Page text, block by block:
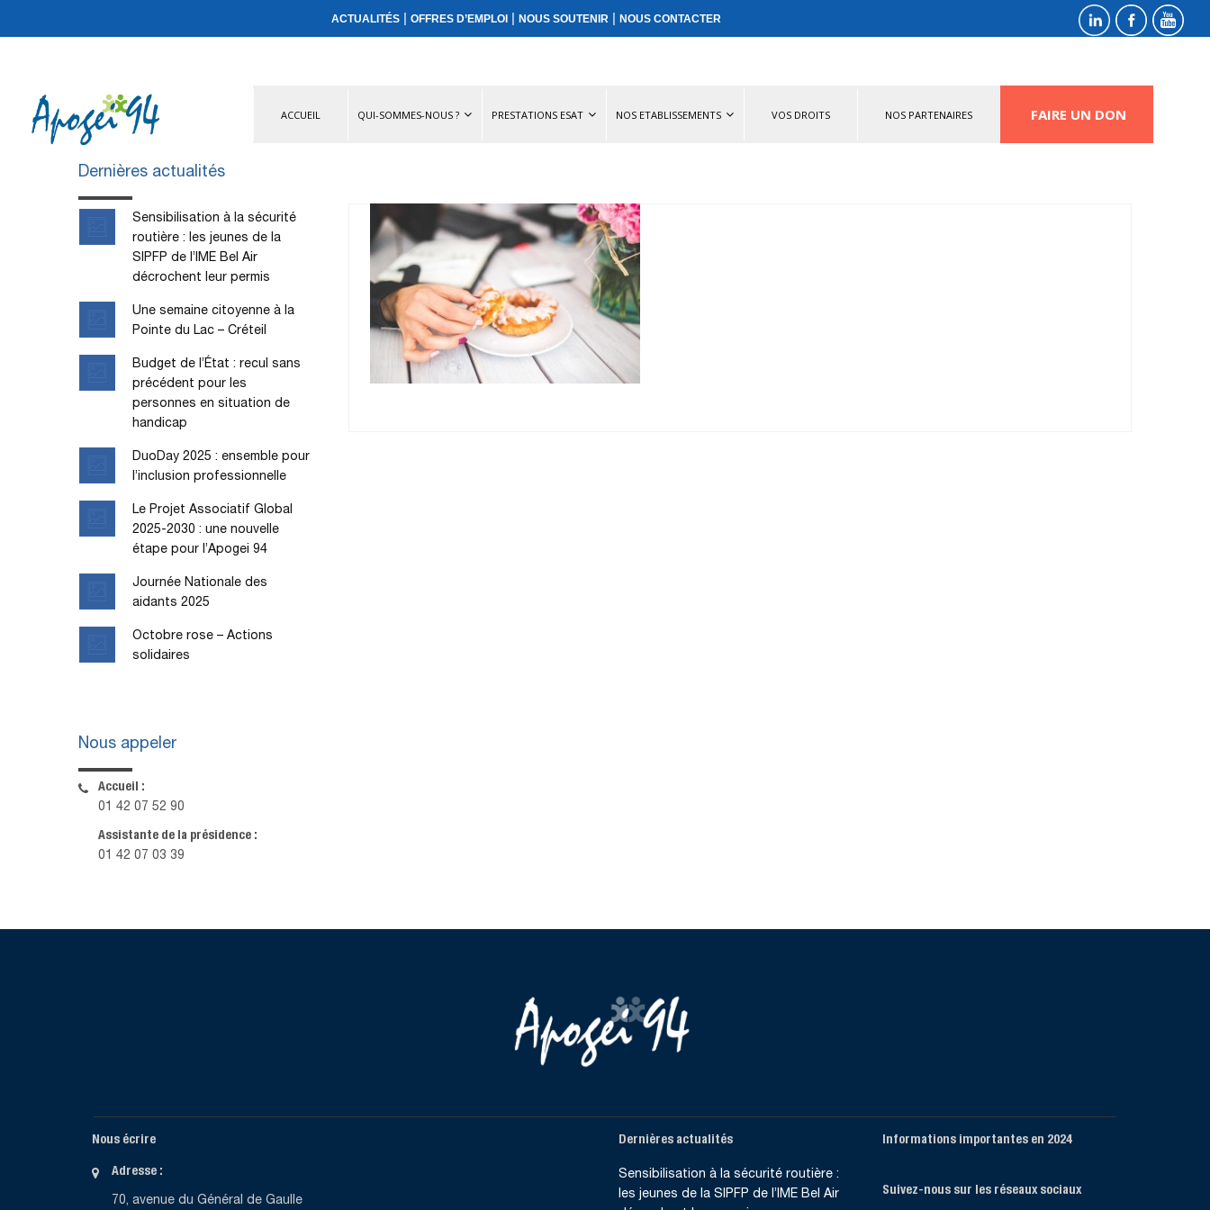
ACTUALITÉS |OFFRES D’EMPLOI |NOUS SOUTENIR |NOUS CONTACTER
ACCUEIL QUI-SOMMES-NOUS ? PRESTATIONS ESAT NOS ETABLISSEMENTS VOS DROITS NOS PARTENAIRES FAIRE UN DON
Dernières actualités
Sensibilisation à la sécurité
routière : les jeunes de la
SIPFP de l’IME Bel Air
décrochent leur permis
Une semaine citoyenne à la
Pointe du Lac – Créteil
Budget de l’État : recul sans
précédent pour les
personnes en situation de
handicap
DuoDay 2025 : ensemble pour
l’inclusion professionnelle
Le Projet Associatif Global
2025-2030 : une nouvelle
étape pour l’Apogei 94
Journée Nationale des
aidants 2025
Octobre rose – Actions
solidaires
Nous appeler
Accueil :
01 42 07 52 90
Assistante de la présidence :
01 42 07 03 39
Nous écrire
Adresse :
70, avenue du Général de Gaulle
Dernières actualités
Sensibilisation à la sécurité routière :
les jeunes de la SIPFP de l’IME Bel Air
Informations importantes en 2024
Suivez-nous sur les réseaux sociaux